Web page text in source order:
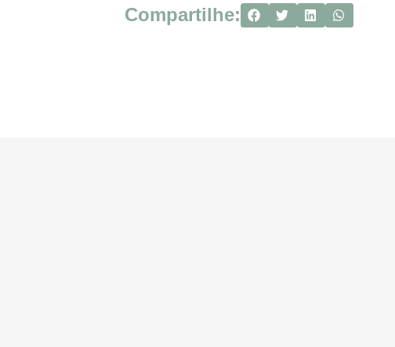
Compartilhe: